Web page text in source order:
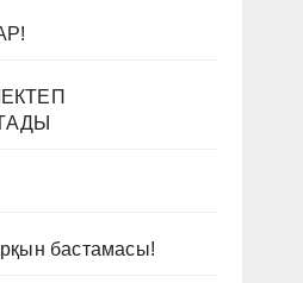
бастамасы!